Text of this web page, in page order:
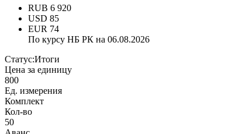
RUB 6 920
USD 85
EUR 74
По курсу НБ РК на 06.08.2026
Статус:Итоги
Цена за единицу
800
Ед. измерения
Комплект
Кол-во
50